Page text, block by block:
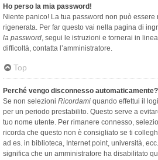
Ho perso la mia password!
Niente panico! La tua password non può essere
rigenerata. Per far questo vai nella pagina di
la password, segui le istruzioni e tornerai in
difficoltà, contatta l’amministratore.
Top
Perché vengo disconnesso automaticamente?
Se non selezioni Ricordami quando effettui il
per un periodo prestabilito. Questo serve a
tuo nome utente. Per rimanere connesso,
ricorda che questo non è consigliato se ti
ad es. in biblioteca, Internet point, università,
significa che un amministratore ha disabilitato